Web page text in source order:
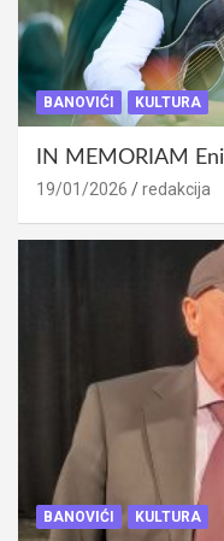
BANOVIĆI KULTURA
IN MEMORIAM
19/01/2026 redakcija
BANOVIĆI KULTURA